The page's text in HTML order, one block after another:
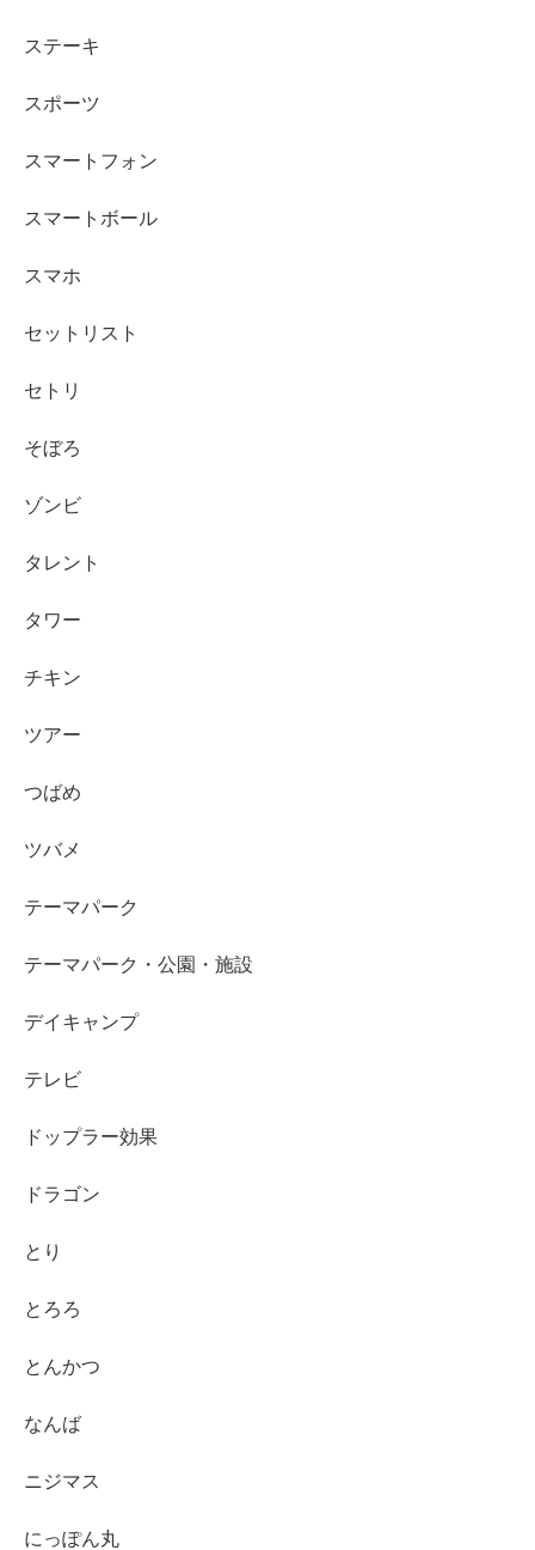
ステーキ
スポーツ
スマートフォン
スマートボール
スマホ
セットリスト
セトリ
そぼろ
ゾンビ
タレント
タワー
チキン
ツアー
つばめ
ツバメ
テーマパーク
テーマパーク・公園・施設
デイキャンプ
テレビ
ドップラー効果
ドラゴン
とり
とろろ
とんかつ
なんば
ニジマス
にっぽん丸